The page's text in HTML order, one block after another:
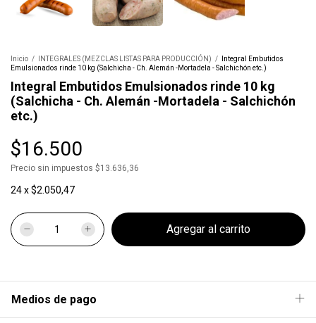
Inicio / INTEGRALES (MEZCLAS LISTAS PARA PRODUCCIÓN) /
Integral Embutidos
Emulsionados rinde 10 kg (Salchicha - Ch. Alemán -Mortadela - Salchichón etc.)
Integral Embutidos Emulsionados rinde 10 kg
(Salchicha - Ch. Alemán -Mortadela - Salchichón
etc.)
$16.500
Precio sin impuestos $13.636,36
24x$2.050,47
Medios de pago